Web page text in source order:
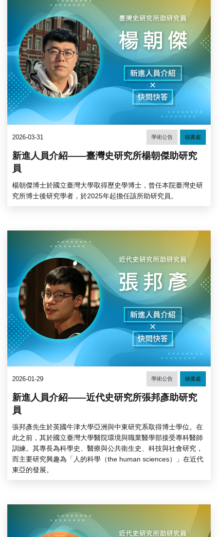
2026-03-31 學術公告 秘書處
新進人員介紹——臺灣史研究所楊朝傑助研究
員
楊朝傑博士於國立臺灣大學取得歷史學博士，曾任本院臺灣史研
究所博士後研究學者，於2025年起擔任該所助研究員。
2026-01-29 學術公告 秘書處
新進人員介紹——近代史研究所張邦彥助研究
員
張邦彥先生於英國牛津大學亞洲與中東研究系取得博士學位。在
此之前，其於國立臺灣大學醫院環境與職業醫學部接受專科醫師
訓練。其專長為科學史、醫療與公共衛生史、科技與社會研究，
而主要研究興趣為「人的科學（the human sciences）」在近代
東亞的發展。